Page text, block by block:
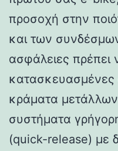
προσοχή στην
και των
ασφάλειες πρέπει
κατασκευασμένες
κράματα
συστήματα
(quick-release) με